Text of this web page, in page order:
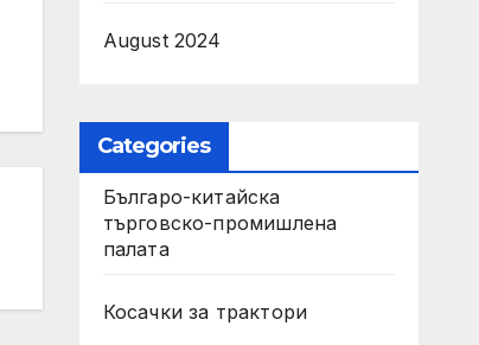
August 2024
Categories
Българо-китайска
търговско-промишлена
палата
Косачки за трактори